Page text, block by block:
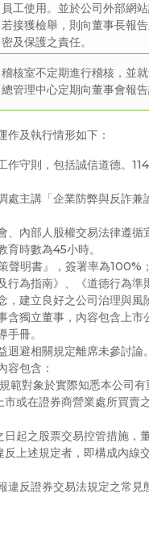
員工使用。並於公司外部網
若接獲檢舉，則向董事長報
密及保護之責任。
稽核室不定期進行稽核，並
總管理中心定期向董事會報
及執行情形如下：
守則，包括誠信道德。
處主講「企業防弊與反詐
內部人股權交易法律遵
時數為45小時。
聲明書』，簽署率為100%
為指南》、《道德行為
建立良好之公司治理與風
獨立董事，內容包含上
冊。
避相關規定離席未參討論。
容包含：
範對象於實際知悉本公司
或在證券商營業處所買賣
起之股票交易控管措施，
上述規定者，即構成內線
反證券交易法規定之常見